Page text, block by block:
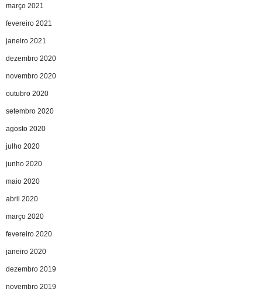
março 2021
fevereiro 2021
janeiro 2021
dezembro 2020
novembro 2020
outubro 2020
setembro 2020
agosto 2020
julho 2020
junho 2020
maio 2020
abril 2020
março 2020
fevereiro 2020
janeiro 2020
dezembro 2019
novembro 2019